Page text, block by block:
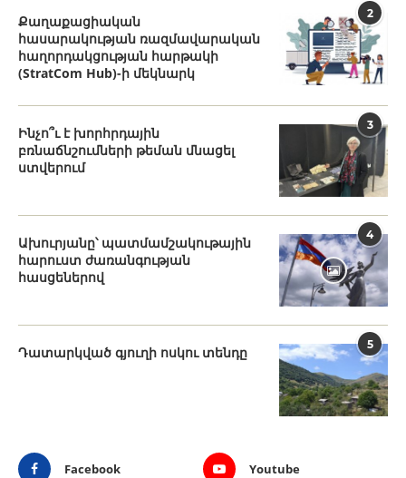
2
Քաղաքացիական
հասարակության ռազմավարական
հաղորդակցության հարթակի
(StratCom Hub)-ի մեկնարկ
3
Ինչո՞ւ է խորհրդային
բռնաճնշումների թեման մնացել
ստվերում
4
Ախուրյանը՝ պատմամշակութային
հարուստ ժառանգության
հասցեներով
5
Դատարկված գյուղի ոսկու տենդը
Facebook Youtube